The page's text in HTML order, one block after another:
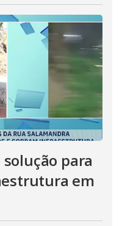
para
em